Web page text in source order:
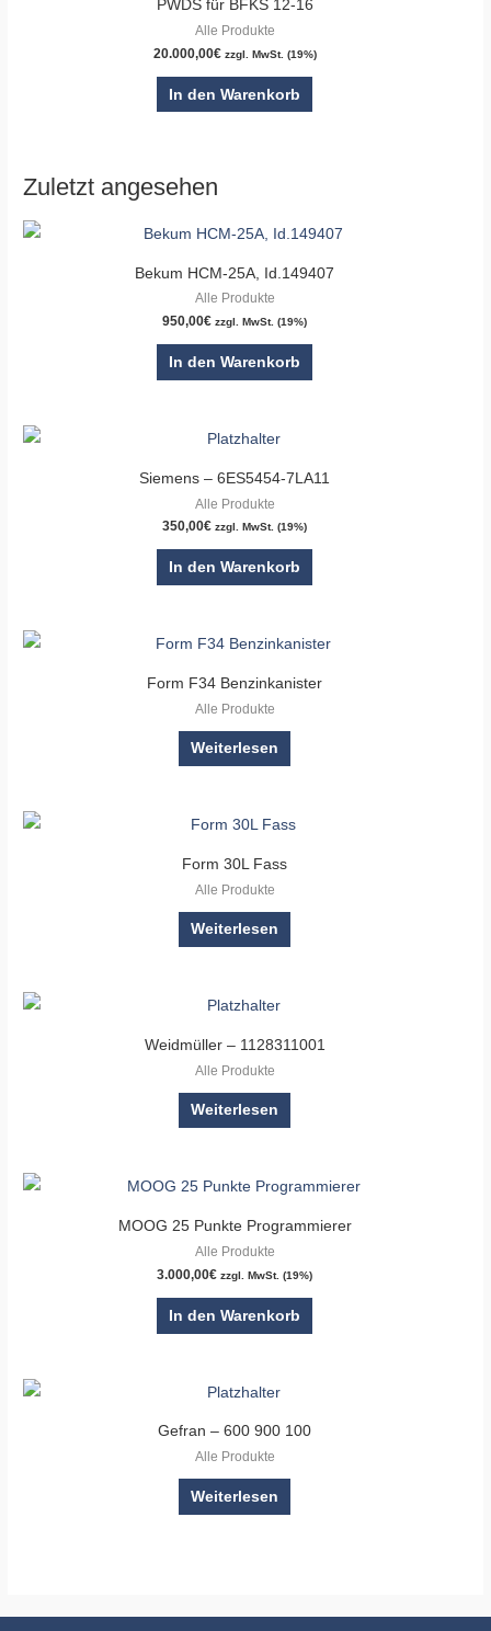
PWDS für BFKS 12-16
Alle Produkte
20.000,00€ zzgl. MwSt. (19%)
In den Warenkorb
Zuletzt angesehen
Bekum HCM-25A, Id.149407
Alle Produkte
950,00€ zzgl. MwSt. (19%)
In den Warenkorb
Siemens – 6ES5454-7LA11
Alle Produkte
350,00€ zzgl. MwSt. (19%)
In den Warenkorb
Form F34 Benzinkanister
Alle Produkte
Weiterlesen
Form 30L Fass
Alle Produkte
Weiterlesen
Weidmüller – 1128311001
Alle Produkte
Weiterlesen
MOOG 25 Punkte Programmierer
Alle Produkte
3.000,00€ zzgl. MwSt. (19%)
In den Warenkorb
Gefran – 600 900 100
Alle Produkte
Weiterlesen